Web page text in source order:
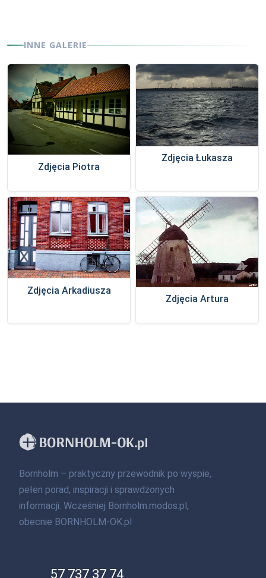
INNE GALERIE
Zdjęcia Piotra
Zdjęcia Łukasza
Zdjęcia Arkadiusza
Zdjęcia Artura
Bornholm – praktyczny przewodnik po wyspie,
pełen porad, inspiracji i sprawdzonych
informacji. Wcześniej Bornholm.modos.pl,
obecnie BORNHOLM-OK.pl
57 737 37 74